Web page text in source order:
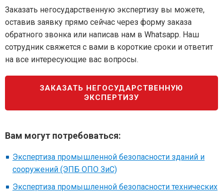
Заказать негосударственную экспертизу вы можете,
оставив заявку прямо сейчас через форму заказа
обратного звонка или написав нам в Whatsapp. Наш
сотрудник свяжется с вами в короткие сроки и ответит
на все интересующие вас вопросы.
ЗАКАЗАТЬ НЕГОСУДАРСТВЕННУЮ
ЭКСПЕРТИЗУ
Вам могут потребоваться:
Экспертиза промышленной безопасности зданий и
сооружений (ЭПБ ОПО ЗиС)
Экспертиза промышленной безопасности технических